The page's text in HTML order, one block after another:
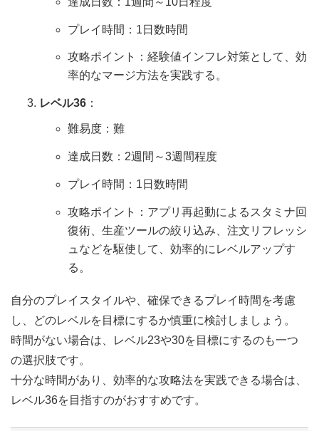
プレイ時間：1日数時間
攻略ポイント：経験値インフレ対策として、効
率的なマージ方法を実践する。
レベル36 ：
難易度：難
達成日数：2週間～3週間程度
プレイ時間：1日数時間
攻略ポイント：アプリ再起動によるスタミナ回
復術、生産ツールの絞り込み、注文リフレッシ
ュなどを駆使して、効率的にレベルアップす
る。
自分のプレイスタイルや、確保できるプレイ時間を考慮
し、どのレベルを目標にするか慎重に検討しましょう。
時間がない場合は、レベル23や30を目標にするのも一つ
の選択肢です。
十分な時間があり、効率的な攻略法を実践できる場合は、
レベル36を目指すのがおすすめです。